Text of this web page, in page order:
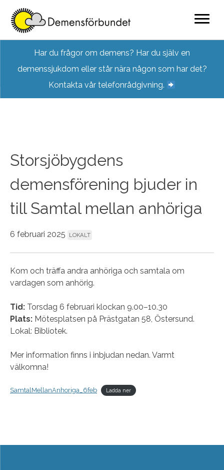
content
Har du frågor om demens? Har du själv en
demenssjukdom eller står nära någon som har det?
Kontakta vår telefonrådgivning.
Storsjöbygdens
demensförening bjuder in
till Samtal mellan anhöriga
6 februari 2025 LOKALT
Kom och träffa andra anhöriga och samtala om
vardagen som anhörig.
Tid: Torsdag 6 februari klockan 9.00–10.30
Plats: Mötesplatsen på Prästgatan 58, Östersund.
Lokal: Bibliotek.
Mer information finns i inbjudan nedan. Varmt
välkomna!
SamtalMellanAnhoriga_6feb Ladda ner